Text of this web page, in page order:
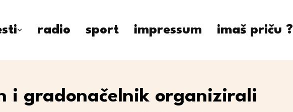
radio sport impressum imaš priču ?
i gradonačelnik organizirali